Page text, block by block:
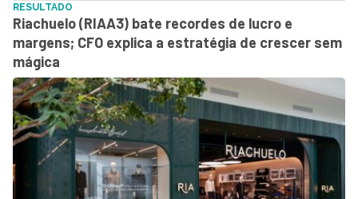
RESULTADO
Riachuelo (RIAA3) bate recordes de lucro e
margens; CFO explica a estratégia de crescer sem
mágica